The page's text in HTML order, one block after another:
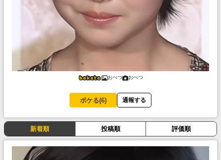
おぺつ おぺつ
ボケる(6) 通報する
新着順 投稿順 評価順